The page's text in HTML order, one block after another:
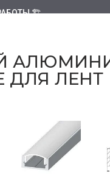
🏗
ДЛЯ ЛЕНТ